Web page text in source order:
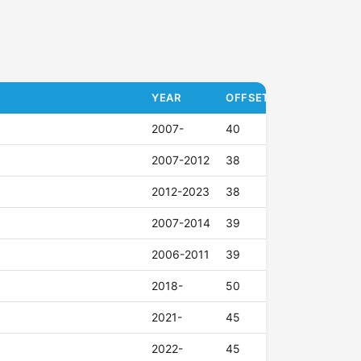
YEAR OFFSET (ET)
2007- 40
2007-2012 38
2012-2023 38
2007-2014 39
2006-2011 39
2018- 50
2021- 45
2022- 45